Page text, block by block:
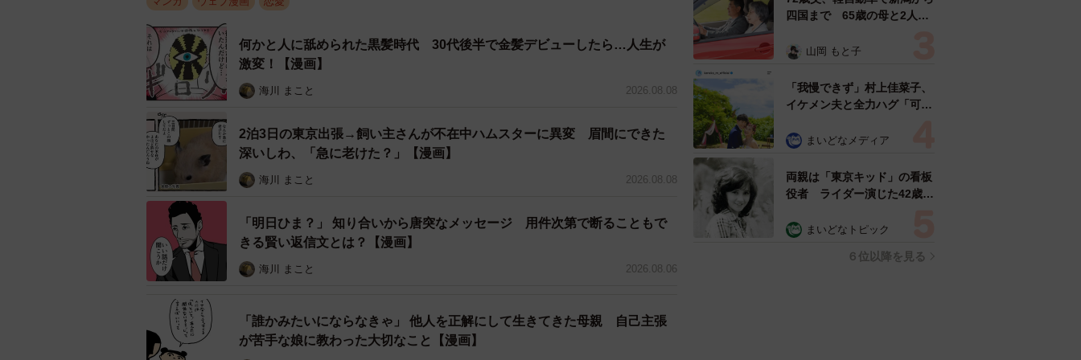
そんな安西は、昔から妙な貫禄があるせいで「あんたは1人でも大丈夫ね」と言われたり、
損をしてきたことも沢山あるようです。そのせいか、例え力仕事であっても誰かに頼ること
なく1人でやってしまう性格になってしまいました。
その日もいつものように資料の入った重いダンボールを運ぼうとした安西は、牧に「貫禄あ
っても女の子だろ」と言われます。そして安西の代わりにダンボールを持ってくれた牧に、
安西は恋心をさらに強く抱くのでした。
何かと人に舐められた黒髪時代 30代後半で金髪デビューしたら…人生が
激変！【漫画】
海川 まこと 2026.08.08
2泊3日の東京出張→飼い主さんが不在中ハムスターに異変 眉間にできた
深いしわ、「急に老けた？」【漫画】
海川 まこと 2026.08.08
「明日ひま？」 知り合いから唐突なメッセージ 用件次第で断ることもで
きる賢い返信文とは？【漫画】
海川 まこと 2026.08.06
「誰かみたいにならなきゃ」 他人を正解にして生きてきた母親 自己主張
が苦手な娘に教わった大切なこと【漫画】
四国まで 65歳の母と2人で
憩まで分刻み… 「大学生で
山岡 もと子
「我慢できず」村上佳菜子、
イケメン夫と全力ハグ「可愛
まいどなメディア
両親は「東京キッド」の看板
役者 ライダー演じた42歳元
ングフォト」計画を明言
まいどなトピック
６位以降を見る